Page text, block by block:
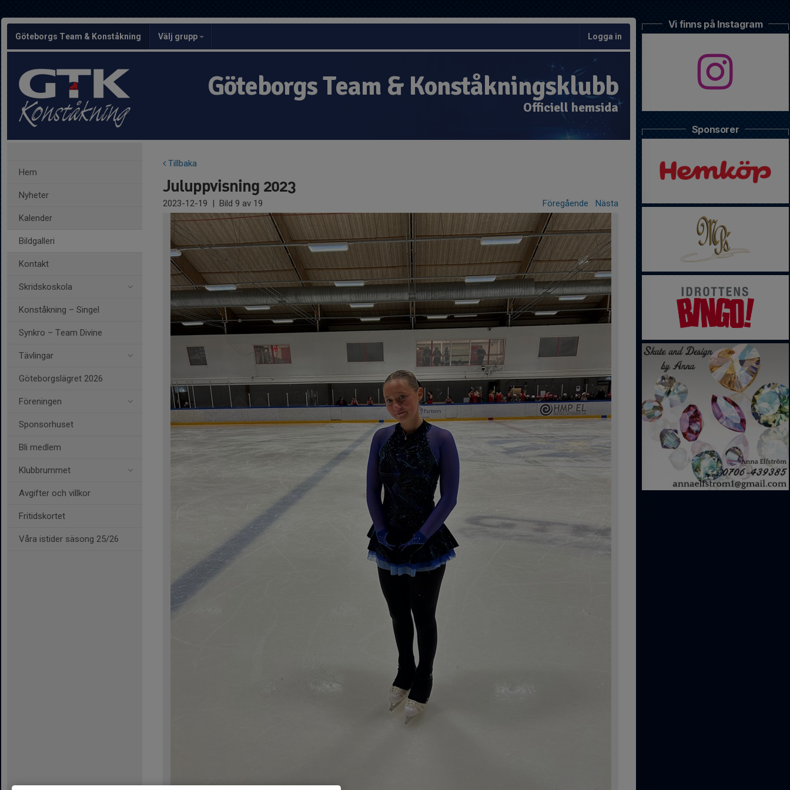
Göteborgs Team & Konståkning Välj grupp Logga in
Göteborgs Team & Konståkningsklubb
Officiell hemsida
Hem
Nyheter
Kalender
Bildgalleri
Kontakt
Skridskoskola
Konståkning – Singel
Synkro – Team Divine
Tävlingar
Göteborgslägret 2026
Föreningen
Sponsorhuset
Bli medlem
Klubbrummet
Avgifter och villkor
Fritidskortet
Våra istider säsong 25/26
Tillbaka
Juluppvisning 2023
2023-12-19 | Bild 9 av 19 Föregående Nästa
Vi finns på Instagram
Sponsorer